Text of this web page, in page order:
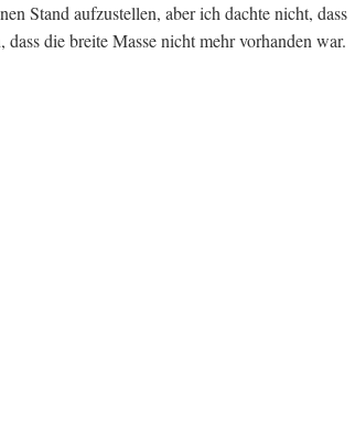
Stand aufzustellen, aber ich dachte nicht, dass
die breite Masse nicht mehr vorhanden war.